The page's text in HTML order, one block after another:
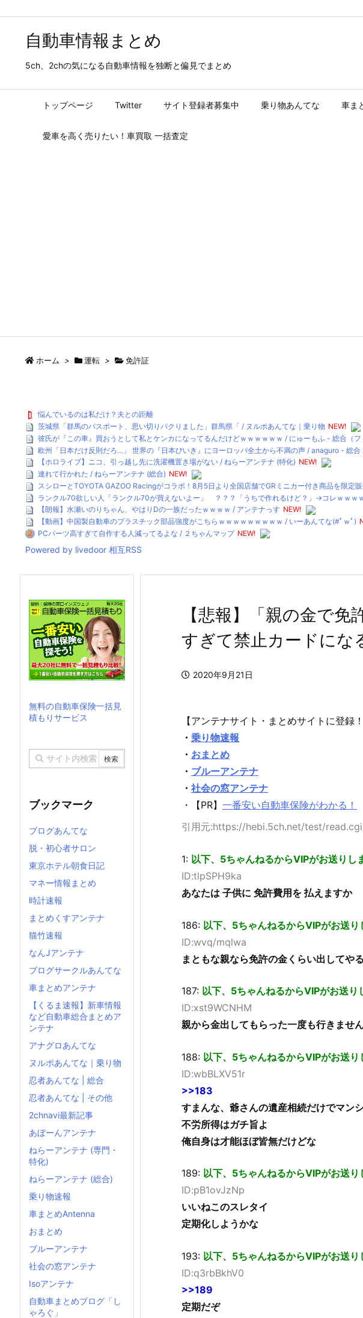
自動車情報まとめ
5ch、2chの気になる自動車情報を独断と偏見でまとめ
トップページ Twitter サイト登録者募集中 乗り物あんてな 車ま
愛車を高く売りたい！車買取 一括査定
ホーム > 運転 > 免許証
悩んでいるのは私だけ？夫との距離
茨城県「群馬のパスポート、思い切りパクりました」群馬県「 / ヌルポあんてな｜乗り物 NEW!
彼氏が『この車』買おうとして私とケンカになってるんだけどｗｗｗｗｗｗ / にゅーもふ - 総合（フ
欧州「日本だけ反則だろ…」 世界の『日本びいき』にヨーロッパ全土から不満の声 / anaguro - 総合
【ホロライブ】ニコ、引っ越し先に洗濯機置き場がない / ねらーアンテナ (特化) NEW!
連れて行かれた / ねらーアンテナ (総合) NEW!
スシローとTOYOTA GAZOO Racingがコラボ！8月5日より全国店舗でGRミニカー付き商品を限定
ランクル70欲しい人「ランクル70が買えないよー」 ？？？「うちで作れるけど？」→コレｗｗｗ
【朗報】水瀬いのりちゃん、やはりDの一族だったｗｗｗｗ / アンテナっす NEW!
【動画】中国製自動車のプラスチック部品強度がこちらｗｗｗｗｗｗｗｗｗ / いーあんてな(#ﾟｗﾟ)
PCパーツ高すぎて自作する人減ってるよな / ２ちゃんマップ NEW!
Powered by livedoor 相互RSS
【悲報】「親の金で
すぎて禁止カードにな
2020年9月21日
【アンテナサイト・まとめサイトに登録！
・ 乗り物速報
・ おまとめ
・ ブルーアンテナ
・ 社会の窓アンテナ
・【PR】 一番安い自動車保険がわかる！
引用元:https://hebi.5ch.net/test/
1: 以下、5ちゃんねるからVIPがお送りし
ID:tlpSPH9ka
あなたは 子供に 免許費用を 払えますか
186: 以下、5ちゃんねるからVIPがお送り
ID:wvq/mqlwa
まともな親なら免許の金くらい出してや
187: 以下、5ちゃんねるからVIPがお送り
ID:xst9WCNHM
親から金出してもらった一度も行きませ
188: 以下、5ちゃんねるからVIPがお送り
ID:wbBLXV51r
>>183
すまんな、爺さんの遺産相続だけでマン
不労所得はガチ旨よ
俺自身は才能ほぼ皆無だけどな
189: 以下、5ちゃんねるからVIPがお送り
ID:pB1ovJzNp
いいねこのスレタイ
定期化しようかな
193: 以下、5ちゃんねるからVIPがお送り
ID:q3rbBkhV0
>>189
定期だぞ
無料の自動車保険一括見
積もりサービス
ブックマーク
ブログあんてな
脱・初心者サロン
東京ホテル朝食日記
マネー情報まとめ
時計速報
まとめくすアンテナ
猫竹速報
なんJアンテナ
ブログサークルあんてな
車まとめアンテナ
【くるま速報】新車情報
など自動車総合まとめア
ンテナ
アナグロあんてな
ヌルポあんてな｜乗り物
忍者あんてな | 総合
忍者あんてな | その他
2chnavi最新記事
あぼーんアンテナ
ねらーアンテナ (専門・
特化)
ねらーアンテナ (総合)
乗り物速報
車まとめAntenna
おまとめ
ブルーアンテナ
社会の窓アンテナ
Isoアンテナ
自動車まとめブログ「し
ゃろぐ」